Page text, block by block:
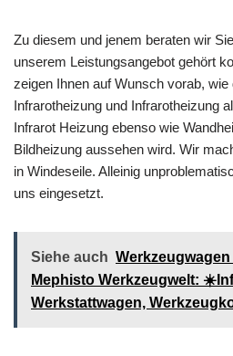
Zu diesem und jenem beraten wir
unserem Leistungsangebot gehört
zeigen Ihnen auf Wunsch vorab,
Infrarotheizung und Infrarotheizung
Infrarot Heizung ebenso wie
Bildheizung aussehen wird. Wir
in Windeseile. Alleinig
uns eingesetzt.
Siehe auch
Mephisto Werkzeugwelt:
Werkstattwagen,